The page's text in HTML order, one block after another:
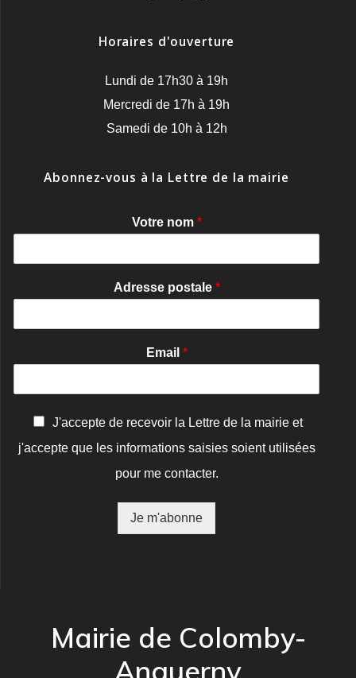
Horaires d'ouverture
Lundi de 17h30 à 19h
Mercredi de 17h à 19h
Samedi de 10h à 12h
Abonnez-vous à la Lettre de la mairie
Votre nom *
Adresse postale *
Email *
n
J'accepte de recevoir la Lettre de la mairie et
j'accepte que les informations saisies soient utilisées
pour me contacter.
Je m'abonne
Mairie de Colomby-
Anguerny